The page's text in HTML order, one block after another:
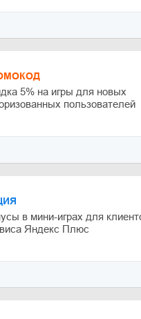
5% на игры для новых
пользователей
в мини-играх для
Яндекс Плюс